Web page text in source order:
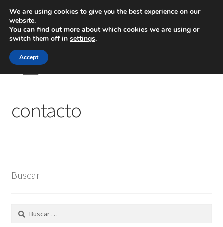
Inicio
Ingeniería
contacto
Buscar
Buscar:
We are using cookies to give you the best experience on our
website.
You can find out more about which cookies we are using or
switch them off in settings.
Accept